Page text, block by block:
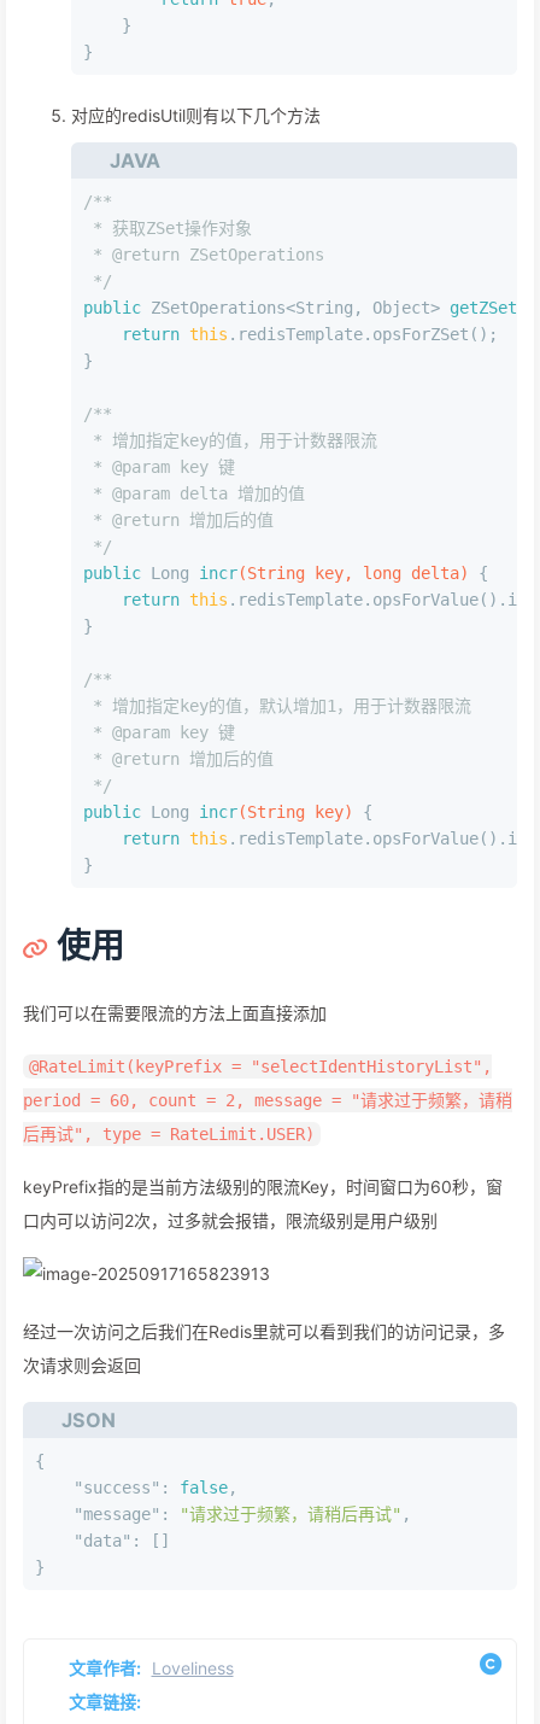
    }
}
对应的redisUtil则有以下几个方法
JAVA
/**
* 获取ZSet操作对象
* @return ZSetOperations
*/
public ZSetOperations<String, Object>
return this .redisTemplate.opsForZSet();
}
/**
* 增加指定key的值，用于计数器限流
* @param key 键
* @param delta 增加的值
* @return 增加后的值
*/
public Long incr(String key, long delta)
{
return this
}
/**
* 增加指定key的值，默认增加1，用于计数器限流
* @param key 键
* @return 增加后的值
*/
public Long incr(String key)
{
return this
}
使用
我们可以在需要限流的方法上面直接添加
@RateLimit(keyPrefix = "selectIdentHistoryList",
period = 60, count = 2, message = "请求过于频繁，请稍
后再试", type = RateLimit.USER)
keyPrefix指的是当前方法级别的限流Key，时间窗口为60秒，窗
口内可以访问2次，过多就会报错，限流级别是用户级别
经过一次访问之后我们在Redis里就可以看到我们的访问记录，多
次请求则会返回
JSON
{
"success" : false,
"message" : "请求过于频繁，请稍后再试" ,
"data" : [ ]
}
文章作者: Loveliness
文章链接: